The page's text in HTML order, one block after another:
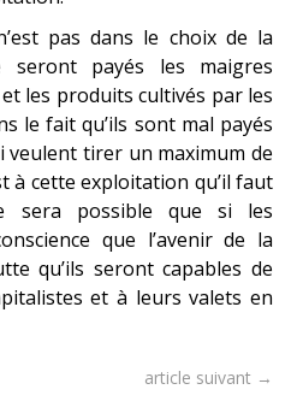
pas dans le choix de la
seront payés les maigres
les produits cultivés par les
le fait qu’ils sont mal payés
veulent tirer un maximum de
à cette exploitation qu’il faut
sera possible que si les
que l’avenir de la
qu’ils seront capables de
et à leurs valets en
article suivant →